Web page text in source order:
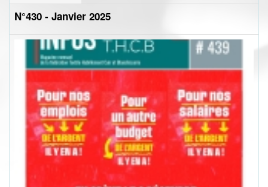
N°430 - Janvier 2025